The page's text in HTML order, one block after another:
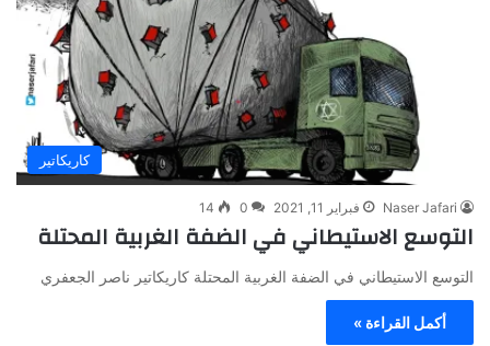
كاريكاتير
Naser Jafari فبراير 11, 2021 0
14
التوسع الاستيطاني في الضفة الغربية المحتلة
التوسع الاستيطاني في الضفة الغربية المحتلة كاريكاتير ناصر الجعفري
أكمل القراءة »